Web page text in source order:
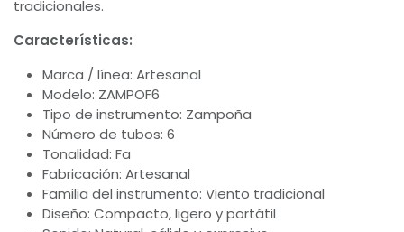
tradicionales.
Características:
Marca / línea: Artesanal
Modelo: ZAMPOF6
Tipo de instrumento: Zampoña
Número de tubos: 6
Tonalidad: Fa
Fabricación: Artesanal
Familia del instrumento: Viento tradicional
Diseño: Compacto, ligero y portátil